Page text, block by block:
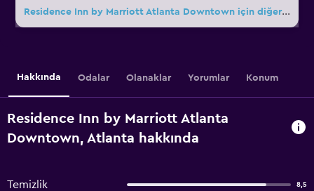
Residence Inn by Marriott Atlanta Downtown için diğer 34fırsat
Hakkında Odalar Olanaklar Yorumlar Konum
Residence Inn by Marriott Atlanta
Downtown, Atlanta hakkında
Temizlik 8,5